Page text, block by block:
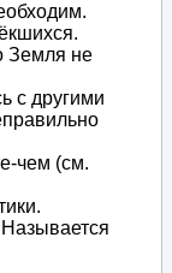
Земля не
с другими
чем (см.